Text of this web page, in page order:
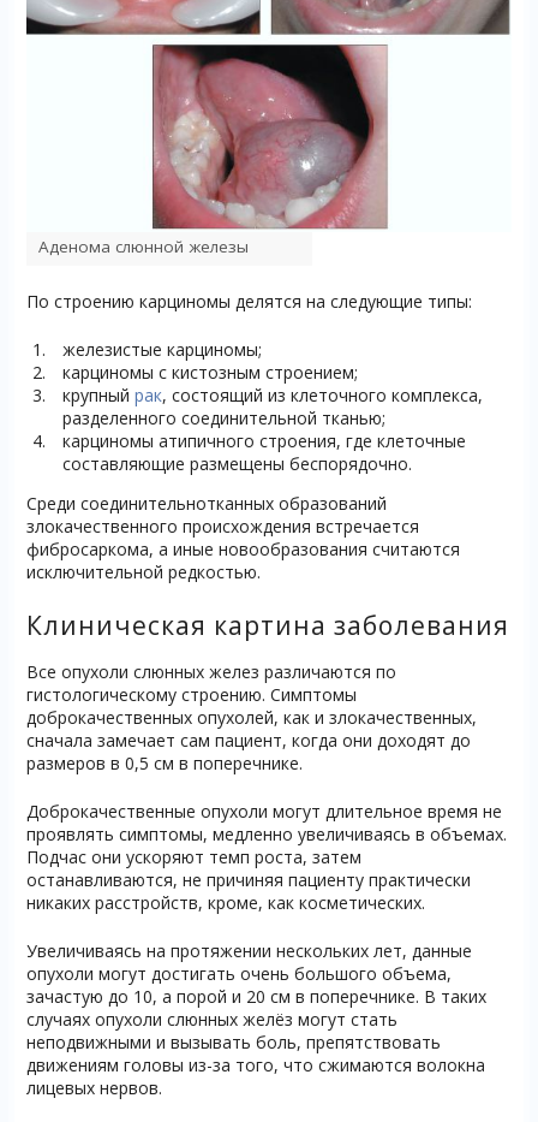
Аденома слюнной железы
По строению карциномы делятся на следующие типы:
железистые карциномы;
карциномы с кистозным строением;
крупный рак, состоящий из клеточного комплекса,
разделенного соединительной тканью;
карциномы атипичного строения, где клеточные
составляющие размещены беспорядочно.
Среди соединительнотканных образований
злокачественного происхождения встречается
фибросаркома, а иные новообразования считаются
исключительной редкостью.
Клиническая картина заболевания
Все опухоли слюнных желез различаются по
гистологическому строению. Симптомы
доброкачественных опухолей, как и злокачественных,
сначала замечает сам пациент, когда они доходят до
размеров в 0,5 см в поперечнике.
Доброкачественные опухоли могут длительное время не
проявлять симптомы, медленно увеличиваясь в объемах.
Подчас они ускоряют темп роста, затем
останавливаются, не причиняя пациенту практически
никаких расстройств, кроме, как косметических.
Увеличиваясь на протяжении нескольких лет, данные
опухоли могут достигать очень большого объема,
зачастую до 10, а порой и 20 см в поперечнике. В таких
случаях опухоли слюнных желёз могут стать
неподвижными и вызывать боль, препятствовать
движениям головы из-за того, что сжимаются волокна
лицевых нервов.